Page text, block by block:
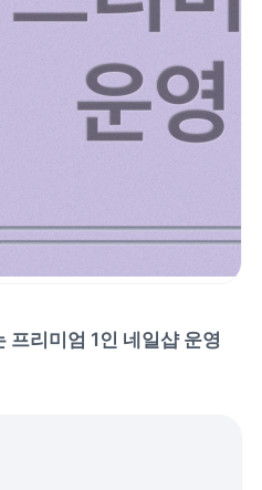
프리미엄 1인 네일샵 운영